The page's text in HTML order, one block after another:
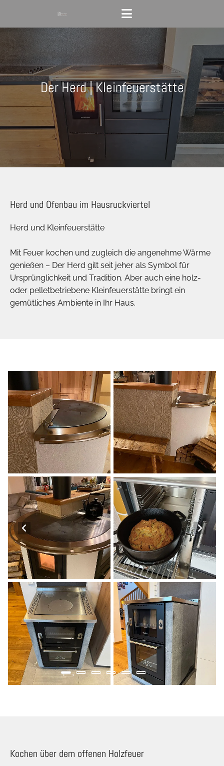
Der Herd | Kleinfeuerstätte
Herd und Ofenbau im Hausruckviertel
Herd und Kleinfeuerstätte
Mit Feuer kochen und zugleich die angenehme Wärme
genießen – Der Herd gilt seit jeher als Symbol für
Ursprünglichkeit und Tradition. Aber auch eine holz-
oder pelletbetriebene Kleinfeuerstätte bringt ein
gemütliches Ambiente in Ihr Haus.
Kochen über dem offenen Holzfeuer